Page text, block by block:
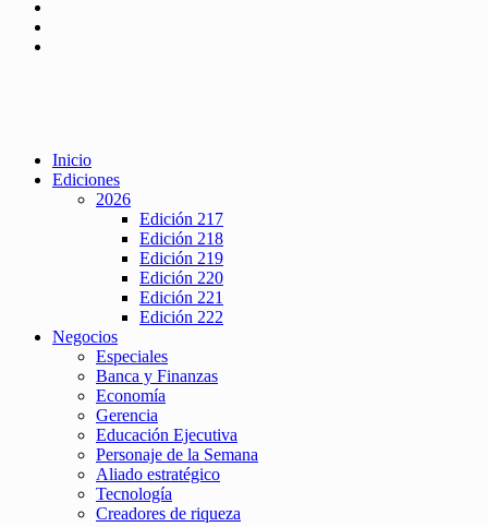
Inicio
Ediciones
2026
Edición 217
Edición 218
Edición 219
Edición 220
Edición 221
Edición 222
Negocios
Especiales
Banca y Finanzas
Economía
Gerencia
Educación Ejecutiva
Personaje de la Semana
Aliado estratégico
Tecnología
Creadores de riqueza